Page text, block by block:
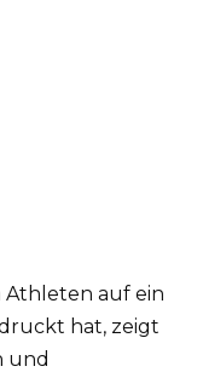
Athleten auf ein
hat, zeigt
und